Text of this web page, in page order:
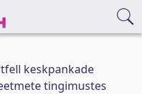
keskpankade
tingimustes